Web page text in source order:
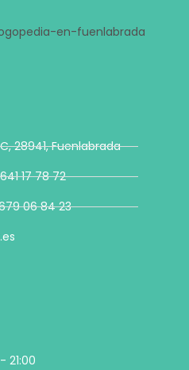
28941, Fuenlabrada
17 78 72
06 84 23
21:00